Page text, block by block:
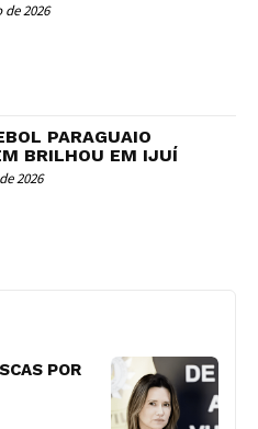
de 2026
PARAGUAIO
BRILHOU EM IJUÍ
2026
POR